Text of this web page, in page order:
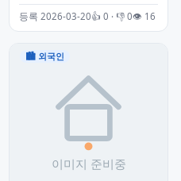
등록 2026-03-20👍 0 · 👎 0👁 16
🏙 외국인